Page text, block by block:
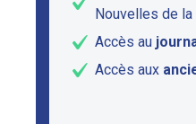
Nouvelles de
Accès au
Accès aux